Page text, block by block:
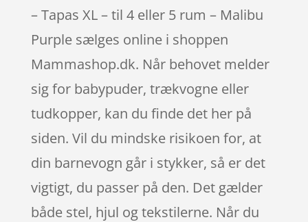
– Tapas XL – til 4 eller 5 rum – Malibu
Purple sælges online i shoppen
Mammashop.dk. Når behovet melder
sig for babypuder, trækvogne eller
tudkopper, kan du finde det her på
siden. Vil du mindske risikoen for, at
din barnevogn går i stykker, så er det
vigtigt, du passer på den. Det gælder
både stel, hjul og tekstilerne. Når du